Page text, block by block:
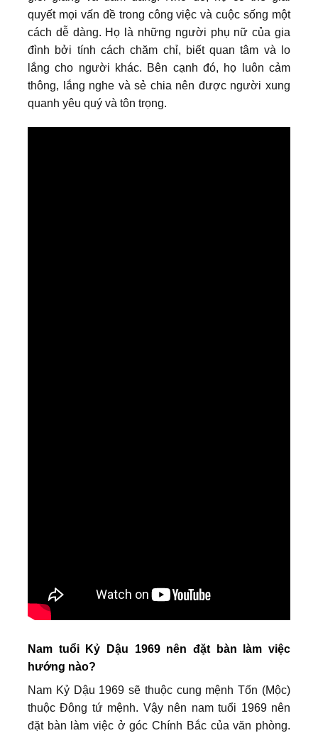
quyết mọi vấn đề trong công việc và cuộc sống một
cách dễ dàng. Họ là những người phụ nữ của gia
đình bởi tính cách chăm chỉ, biết quan tâm và lo
lắng cho người khác. Bên cạnh đó, họ luôn cảm
thông, lắng nghe và sẻ chia nên được người xung
quanh yêu quý và tôn trọng.
Nam tuổi Kỷ Dậu 1969 nên đặt bàn làm việc
hướng nào?
Nam Kỷ Dậu 1969 sẽ thuộc cung mệnh Tốn (Mộc)
thuộc Đông tứ mệnh. Vậy nên nam tuổi 1969 nên
đặt bàn làm việc ở góc Chính Bắc của văn phòng.